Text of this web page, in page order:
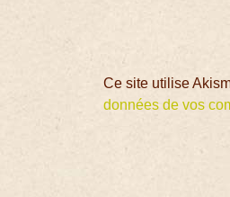
Ce site utilise
données de vos